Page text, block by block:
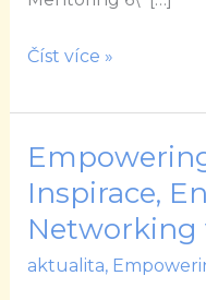
Číst více »
Inspirace,
Networking
aktualita,
Empowering
Women
6:
Inspirace,
Energie